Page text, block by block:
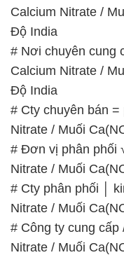
Calcium Nitrate /
Độ India
# Nơi chuyên cung
Calcium Nitrate /
Độ India
# Cty chuyên bán
Nitrate / Muối
# Đơn vị phân phối
Nitrate / Muối
# Cty phân phối │
Nitrate / Muối
# Công ty cung
Nitrate / Muối